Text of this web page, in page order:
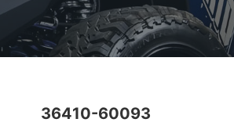
36410-60093